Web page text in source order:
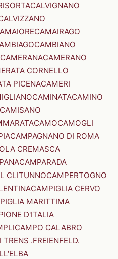
CALVIGNANO
CAMAIRAGO
CAMBIANO
CAMERANACAMERANO
CORNELLO
PICENACAMERI
CAMINATACAMINO
CAMISANO
CAMOCAMOGLI
CAMPAGNANO DI ROMA
CREMASCA
CAMPARADA
CLITUNNOCAMPERTOGNO
CAMPIGLIA CERVO
MARITTIMA
D'ITALIA
CAMPO CALABRO
.FREIENFELD.